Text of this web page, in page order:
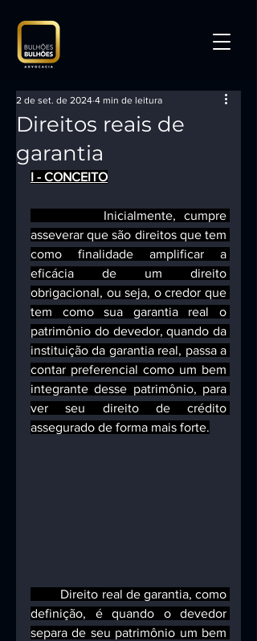
Direitos reais de
garantia
2 de set. de 2024 4 min de leitura
I - CONCEITO
asseverar que são direitos que tem
como finalidade amplificar a
eficácia de um direito
obrigacional, ou seja, o credor que
tem como sua garantia real o
patrimônio do devedor, quando da
instituição da garantia real, passa a
contar preferencial como um bem
integrante desse patrimônio, para
ver seu direito de crédito
assegurado de forma mais forte.
definição, é quando o devedor
separa de seu patrimônio um bem